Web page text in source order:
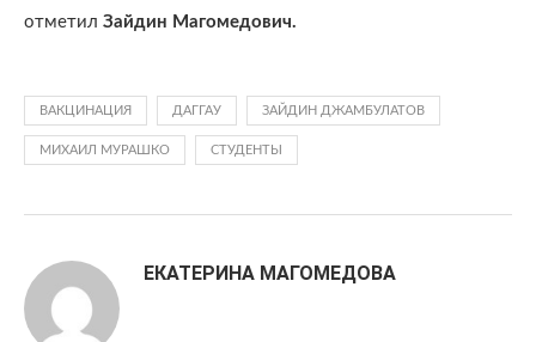
отметил Зайдин Магомедович.
ВАКЦИНАЦИЯ ДАГГАУ ЗАЙДИН ДЖАМБУЛАТОВ
МИХАИЛ МУРАШКО СТУДЕНТЫ
ЕКАТЕРИНА МАГОМЕДОВА